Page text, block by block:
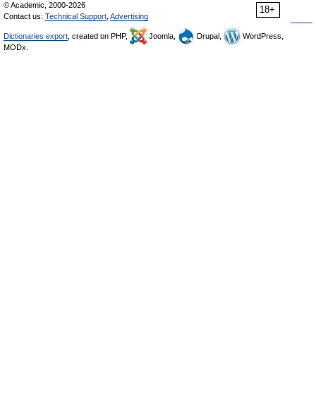
18+
© Academic, 2000-2026
Contact us: Technical Support Advertising
Dictionaries export , created on PHP, Joomla, Drupal,
WordPress,
MODx.